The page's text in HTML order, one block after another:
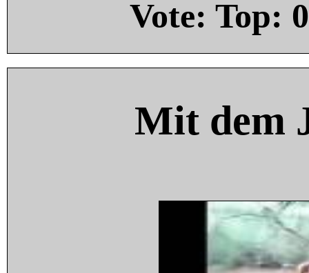
Vote: Top: 0
Mit dem